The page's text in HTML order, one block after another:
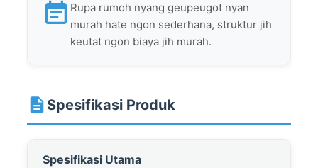
Rupa rumoh nyang geupeugot nyan
murah hate ngon sederhana, struktur jih
keutat ngon biaya jih murah.
Spesifikasi Produk
Spesifikasi Utama